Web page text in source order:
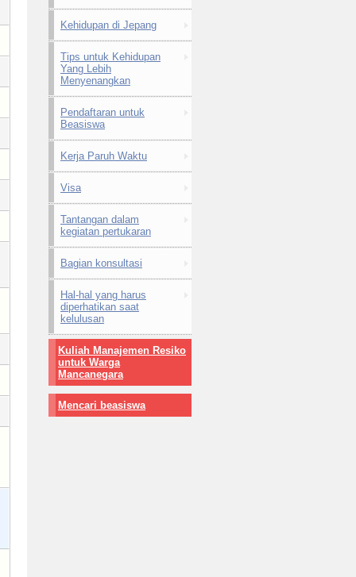
Kehidupan di Jepang
Tips untuk Kehidupan
Yang Lebih
Menyenangkan
Pendaftaran untuk
Beasiswa
Kerja Paruh Waktu
Visa
Tantangan dalam
kegiatan pertukaran
Bagian konsultasi
Hal-hal yang harus
diperhatikan saat
kelulusan
Kuliah Manajemen Resiko
untuk Warga
Mancanegara
Mencari beasiswa